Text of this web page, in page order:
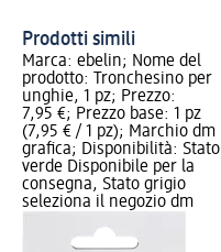
Prodotti simili
Marca: ebelin; Nome del
prodotto: Tronchesino per
unghie, 1 pz; Prezzo:
7,95 €; Prezzo base: 1 pz
(7,95 € / 1 pz); Marchio dm
grafica; Disponibilità: Stato
verde Disponibile per la
consegna, Stato grigio
seleziona il negozio dm